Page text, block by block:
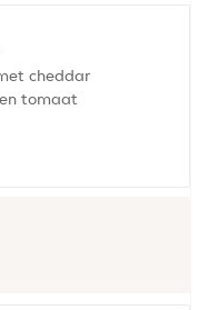
cheddar
tomaat